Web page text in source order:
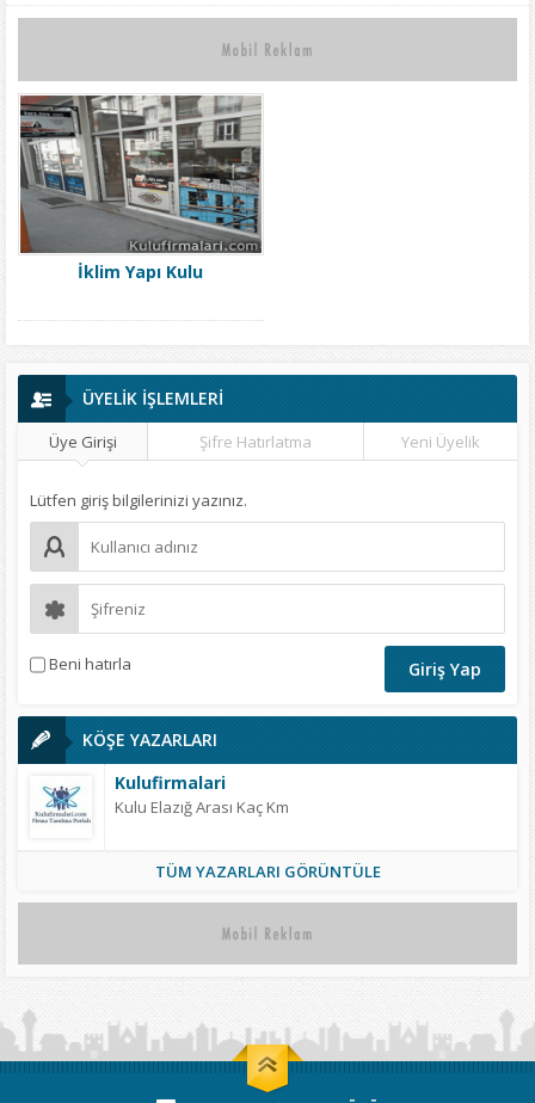
İklim Yapı Kulu
ÜYELİK İŞLEMLERİ
Üye Girişi Şifre Hatırlatma Yeni Üyelik
Lütfen giriş bilgilerinizi yazınız.
Beni hatırla
KÖŞE YAZARLARI
Kulufirmalari
Kulu Elazığ Arası Kaç Km
TÜM YAZARLARI GÖRÜNTÜLE